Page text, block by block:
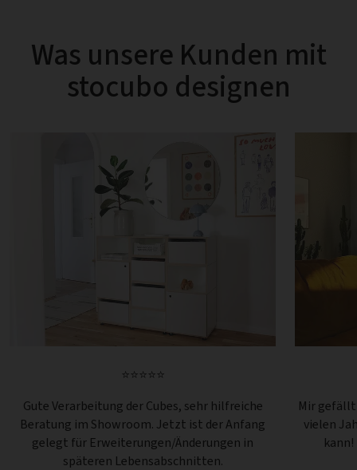
Was unsere Kunden mit
stocubo designen
⭐⭐⭐⭐⭐
Gute Verarbeitung der Cubes, sehr hilfreiche
Beratung im Showroom. Jetzt ist der Anfang
gelegt für Erweiterungen/Änderungen in
späteren Lebensabschnitten.
Mir gefällt
vielen